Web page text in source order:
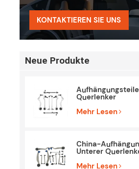
KONTAKTIEREN SIE UNS
Neue Produkte
Aufhängungsteile
Querlenker
für BMW E90 E84
Mehr Lesen
China-
Unterer
S212
Mehr Lesen